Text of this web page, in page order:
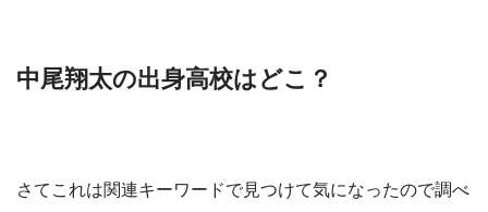
中尾翔太の出身高校はどこ？
さてこれは関連キーワードで見つけて気になったので調べ